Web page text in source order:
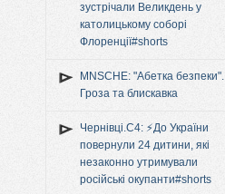
зустрічали Великдень у
католицькому соборі
Флоренції#shorts
MNSCHE: "Абетка безпеки".
Гроза та блискавка
Чернівці.C4: ⚡️До України
повернули 24 дитини, які
незаконно утримували
російські окупанти#shorts